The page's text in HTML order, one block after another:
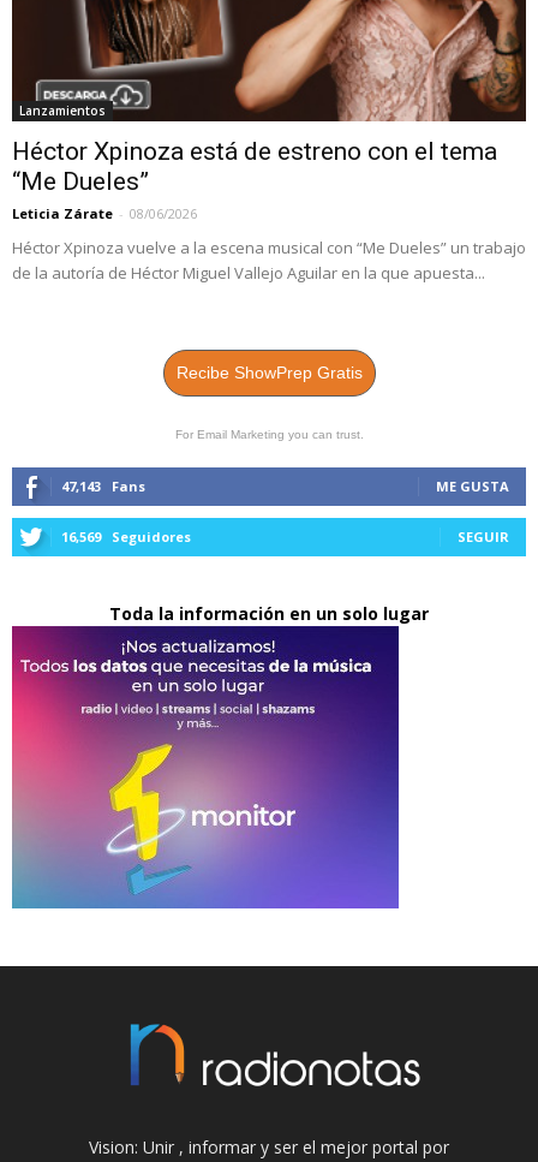
Lanzamientos
Héctor Xpinoza está de estreno con el tema
“Me Dueles”
Leticia Zárate - 08/06/2026
Héctor Xpinoza vuelve a la escena musical con “Me Dueles” un trabajo
de la autoría de Héctor Miguel Vallejo Aguilar en la que apuesta...
Recibe ShowPrep Gratis
For Email Marketing you can trust.
47,143 Fans ME GUSTA
16,569 Seguidores SEGUIR
Toda la información en un solo lugar
Vision: Unir , informar y ser el mejor portal por